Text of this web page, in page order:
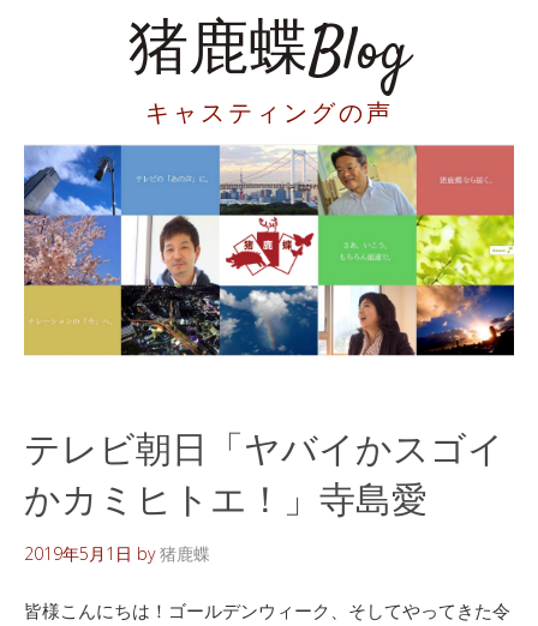
猪鹿蝶Blog
キャスティングの声
テレビ朝日「ヤバイかスゴイ
かカミヒトエ！」寺島愛
2019年5月1日 by猪鹿蝶
皆様こんにちは！ゴールデンウィーク、そしてやってきた令